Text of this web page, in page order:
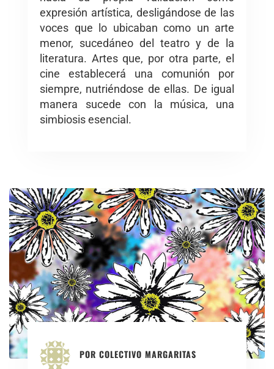
expresión artística, desligándose de las
voces que lo ubicaban como un arte
menor, sucedáneo del teatro y de la
literatura. Artes que, por otra parte, el
cine establecerá una comunión por
siempre, nutriéndose de ellas. De igual
manera sucede con la música, una
simbiosis esencial.
POR COLECTIVO MARGARITAS